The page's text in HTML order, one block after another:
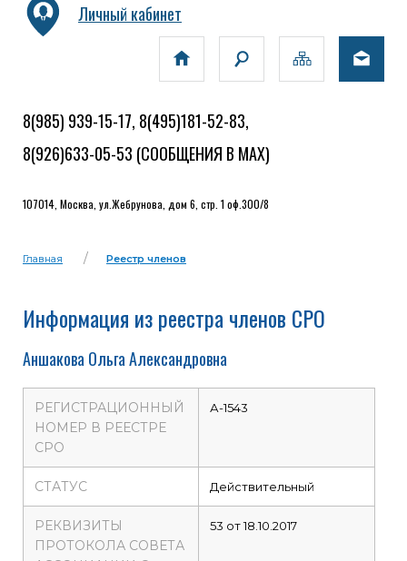
Личный кабинет
8(985) 939-15-17, 8(495)181-52-83,
8(926)633-05-53 (СООБЩЕНИЯ В MAX)
107014, Москва, ул.Жебрунова, дом 6, стр. 1 оф.300/8
Главная Реестр членов
Информация из реестра членов СРО
Аншакова Ольга Александровна
РЕГИСТРАЦИОННЫЙ
НОМЕР В РЕЕСТРЕ
СРО
А-1543
СТАТУС Действительный
РЕКВИЗИТЫ
ПРОТОКОЛА СОВЕТА
53 от 18.10.2017